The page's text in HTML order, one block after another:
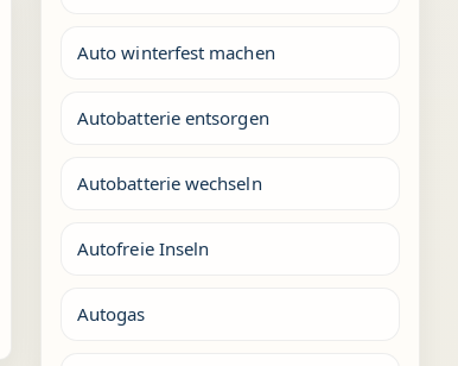
Auto winterfest machen
Autobatterie entsorgen
Autobatterie wechseln
Autofreie Inseln
Autogas